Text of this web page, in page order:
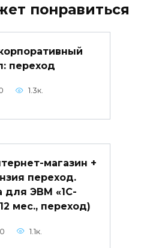
понравиться
переход
1.3к.
магазин +
переход.
для ЭВМ «1С-
мес., переход)
0 1.1к.